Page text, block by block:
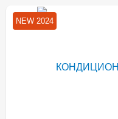
NEW 2024